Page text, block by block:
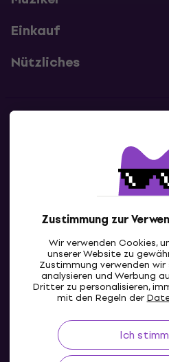
Zustimmung zur
Wir verwenden Cookies,
unserer Website zu
Zustimmung verwenden
analysieren und Werbung
Dritter zu personalisieren,
mit den Regeln der
Ich
Einkauf
Nützliches